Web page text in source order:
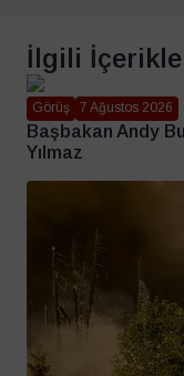
İlgili
Görüş 7 Ağustos 2026
Başbakan Andy
Yılmaz